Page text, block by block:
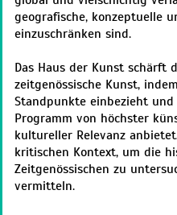
geografische, konzeptuelle
einzuschränken sind.
Das Haus der Kunst schärft
zeitgenössische Kunst,
Standpunkte einbezieht
Programm von höchster
kultureller Relevanz
kritischen Kontext, um die
Zeitgenössischen zu
vermitteln.